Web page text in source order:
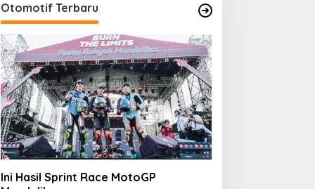
Otomotif Terbaru
Ini Hasil Sprint Race MotoGP